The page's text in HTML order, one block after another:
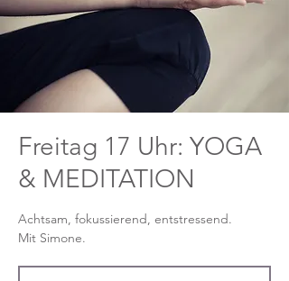
Freitag 17 Uhr: YOGA
& MEDITATION
Achtsam, fokussierend, entstressend.
Mit Simone.